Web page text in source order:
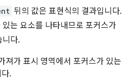
뒤의 값은 표현식의 결과입니다.
는 요소를 나타내므로 포커스가
니다.
져가 표시 영역에서 포커스가 있는
.